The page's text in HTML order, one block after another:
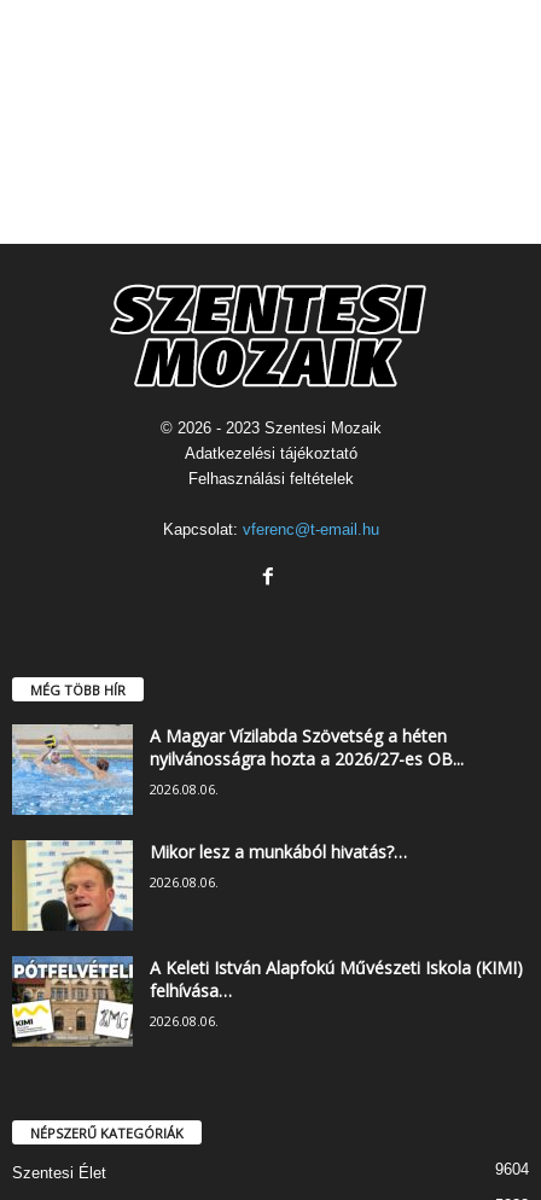
© 2026 - 2023 Szentesi Mozaik
Adatkezelési tájékoztató
Felhasználási feltételek
Kapcsolat: vferenc@t-email.hu
MÉG TÖBB HÍR
A Magyar Vízilabda Szövetség a héten
nyilvánosságra hozta a 2026/27-es OB...
2026.08.06.
Mikor lesz a munkából hivatás?…
2026.08.06.
A Keleti István Alapfokú Művészeti Iskola (KIMI)
felhívása…
2026.08.06.
NÉPSZERŰ KATEGÓRIÁK
Szentesi Élet 9604